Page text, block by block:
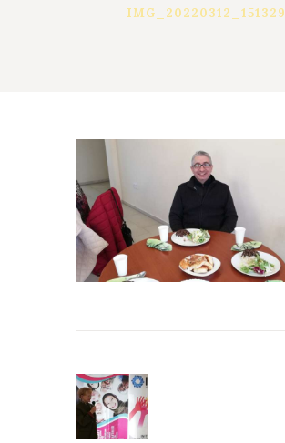
IMG_20220312_151329
Navigation